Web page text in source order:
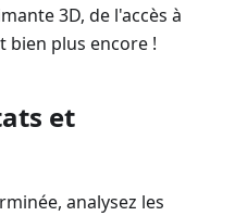
3D, de l'accès à
bien plus encore !
et
analysez les